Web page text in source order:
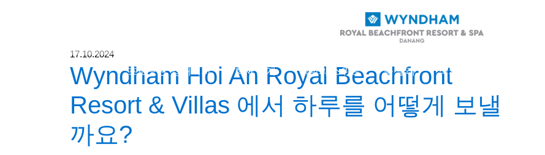
프로모션 및 패키지 회사 소개 객실과 스위트 풀 빌라 식사
17.10.2024
Wyndham Hoi An Royal Beachfront
Resort & Villas 에서 하루를 어떻게 보낼
까요?